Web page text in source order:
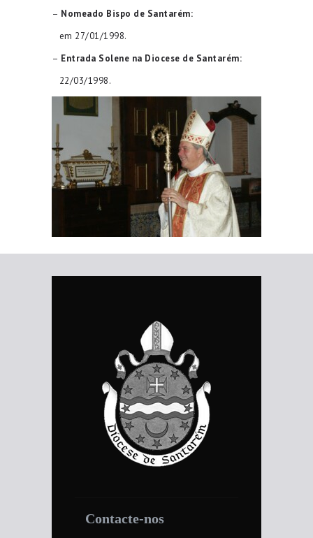
– Nomeado Bispo de Santarém:
em 27/01/1998.
– Entrada Solene na Diocese de Santarém:
22/03/1998.
Contacte-nos